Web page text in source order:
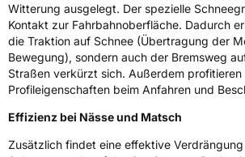
NasshaftungC
Rollgeräusch (Klasse)B
FahrzeugklasseC1
Witterung ausgelegt. Der spezielle
Kontakt zur Fahrbahnoberfläche. Dadurch
die Traktion auf Schnee (Übertragung der
Bewegung), sondern auch der Bremsweg
Straßen verkürzt sich. Außerdem profitieren
Profileigenschaften beim Anfahren und
Effizienz bei Nässe und Matsch
Zusätzlich findet eine effektive